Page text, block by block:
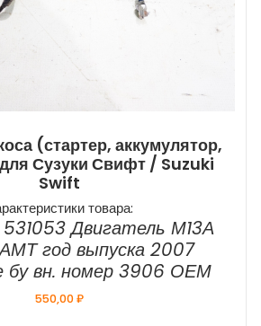
(стартер, аккумулятор,
Сузуки Свифт / Suzuki
Swift
товара:
Двигатель М13А
год выпуска 2007
бу вн. номер 3906 ОЕМ
550,00₽